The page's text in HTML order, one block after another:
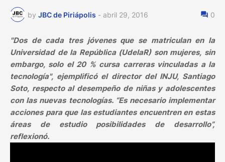
by JBC de Piriápolis - abril 29, 2016 0
"Dos de cada tres jóvenes que se matriculan en la
Universidad de la República (UdelaR) son mujeres, sin
embargo, solo el 20 % cursa carreras vinculadas a la
tecnología", ejemplificó el director del INJU, Santiago
Soto, respecto al desempeño de niñas y adolescentes
con las nuevas tecnologías. “Es necesario implementar
acciones para que las estudiantes encuentren en estas
áreas de estudio posibilidades de desarrollo”,
reflexionó.